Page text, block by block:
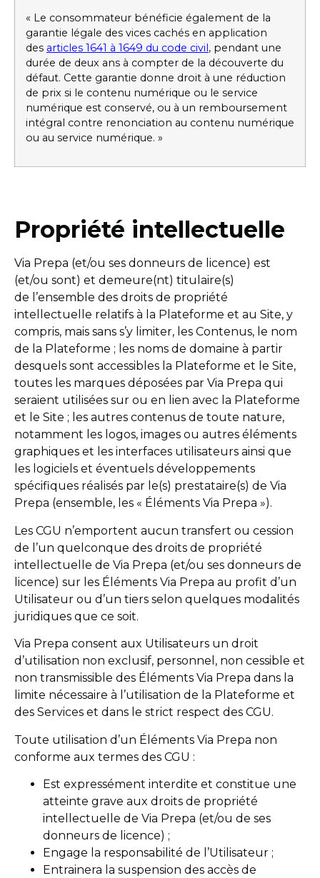
« Le consommateur bénéficie également de la
garantie légale des vices cachés en application
des articles 1641 à 1649 du code civil, pendant une
durée de deux ans à compter de la découverte du
défaut. Cette garantie donne droit à une réduction
de prix si le contenu numérique ou le service
numérique est conservé, ou à un remboursement
intégral contre renonciation au contenu numérique
ou au service numérique. »
Propriété intellectuelle
Via Prepa (et/ou ses donneurs de licence) est
(et/ou sont) et demeure(nt) titulaire(s)
de l’ensemble des droits de propriété
intellectuelle relatifs à la Plateforme et au Site, y
compris, mais sans s’y limiter, les Contenus, le nom
de la Plateforme ; les noms de domaine à partir
desquels sont accessibles la Plateforme et le Site,
toutes les marques déposées par Via Prepa qui
seraient utilisées sur ou en lien avec la Plateforme
et le Site ; les autres contenus de toute nature,
notamment les logos, images ou autres éléments
graphiques et les interfaces utilisateurs ainsi que
les logiciels et éventuels développements
spécifiques réalisés par le(s) prestataire(s) de Via
Prepa (ensemble, les « Éléments Via Prepa »).
Les CGU n’emportent aucun transfert ou cession
de l’un quelconque des droits de propriété
intellectuelle de Via Prepa (et/ou ses donneurs de
licence) sur les Éléments Via Prepa au profit d’un
Utilisateur ou d’un tiers selon quelques modalités
juridiques que ce soit.
Via Prepa consent aux Utilisateurs un droit
d’utilisation non exclusif, personnel, non cessible et
non transmissible des Éléments Via Prepa dans la
limite nécessaire à l’utilisation de la Plateforme et
des Services et dans le strict respect des CGU.
Toute utilisation d’un Éléments Via Prepa non
conforme aux termes des CGU :
Est expressément interdite et constitue une
atteinte grave aux droits de propriété
intellectuelle de Via Prepa (et/ou de ses
donneurs de licence) ;
Engage la responsabilité de l’Utilisateur ;
Entrainera la suspension des accès de